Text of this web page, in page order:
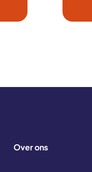
Over ons